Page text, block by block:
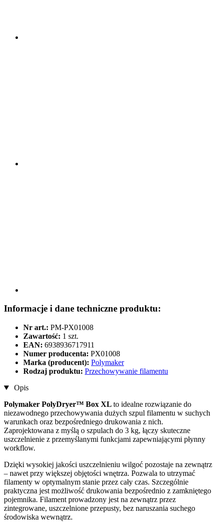
Informacje i dane techniczne produktu:
Nr art.: PM-PX01008
Zawartość: 1 szt.
EAN: 6938936717911
Numer producenta: PX01008
Marka (producent): Polymaker
Rodzaj produktu: Przechowywanie filamentu
Opis
Polymaker PolyDryer™ Box XL to idealne rozwiązanie do
niezawodnego przechowywania dużych szpul filamentu w suchych
warunkach oraz bezpośredniego drukowania z nich.
Zaprojektowana z myślą o szpulach do 3 kg, łączy skuteczne
uszczelnienie z przemyślanymi funkcjami zapewniającymi płynny
workflow.
Dzięki wysokiej jakości uszczelnieniu wilgoć pozostaje na zewnątrz
– nawet przy większej objętości wnętrza. Pozwala to utrzymać
filamenty w optymalnym stanie przez cały czas. Szczególnie
praktyczna jest możliwość drukowania bezpośrednio z zamkniętego
pojemnika. Filament prowadzony jest na zewnątrz przez
zintegrowane, uszczelnione przepusty, bez naruszania suchego
środowiska wewnątrz.